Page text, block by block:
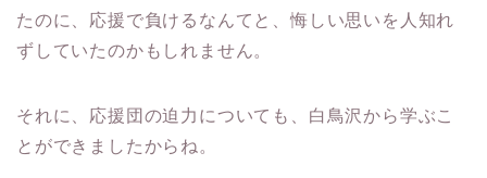
たのに、応援で負けるなんてと、悔しい思いを人知れ
ずしていたのかもしれません。
それに、応援団の迫力についても、白鳥沢から学ぶこ
とができましたからね。